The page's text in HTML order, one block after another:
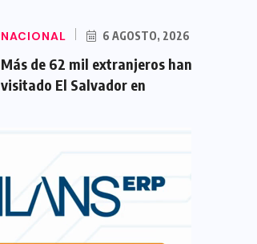
NACIONAL 6 AGOSTO, 2026
Más de 62 mil extranjeros han
visitado El Salvador en